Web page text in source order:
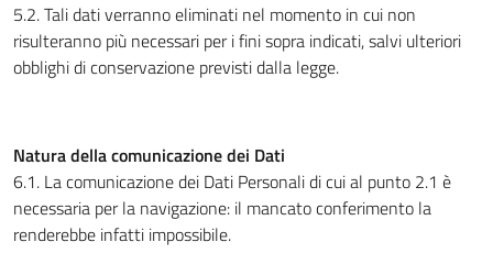
5.2. Tali dati verranno eliminati nel momento in cui non
risulteranno più necessari per i fini sopra indicati, salvi ulteriori
obblighi di conservazione previsti dalla legge.
Natura della comunicazione dei Dati
6.1. La comunicazione dei Dati Personali di cui al punto 2.1 è
necessaria per la navigazione: il mancato conferimento la
renderebbe infatti impossibile.